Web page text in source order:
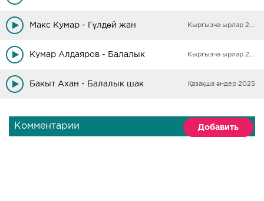
Макс Кумар - Гүлдөй жан Кыргызча ырлар 2025
Кумар Алдаяров - Балалык Кыргызча ырлар 2025
Бакыт Ахан - Балалык шак Қазақша әндер 2025
Комментарии Добавить